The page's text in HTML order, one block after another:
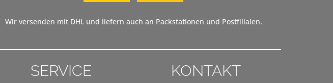
Wir versenden mit DHL und liefern auch an Packstationen und Postfilialen.
SERVICE KONTAKT